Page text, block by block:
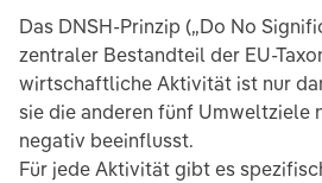
Das DNSH-Prinzip („Do No
zentraler Bestandteil der EU-
wirtschaftliche Aktivität ist nur
sie die anderen fünf Umweltziele
negativ beeinflusst.
Für jede Aktivität gibt es